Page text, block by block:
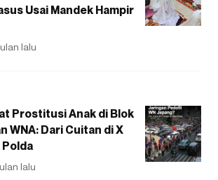
Usai Mandek Hampir
lalu
Prostitusi Anak di Blok
WNA: Dari Cuitan di X
Polda
lalu